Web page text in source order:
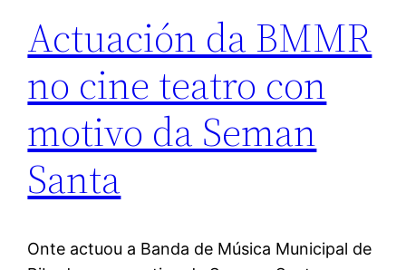
Actuación da BMMR
no cine teatro con
motivo da Seman
Santa
Onte actuou a Banda de Música Municipal de